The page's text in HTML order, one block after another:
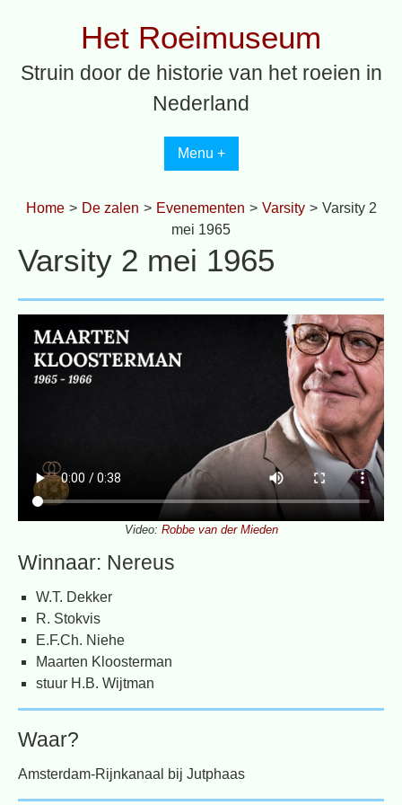
Het Roeimuseum
Struin door de historie van het roeien in
Nederland
Menu +
Home > De zalen > Evenementen > Varsity > Varsity 2
mei 1965
Varsity 2 mei 1965
Video: Robbe van der Mieden
Winnaar: Nereus
W.T. Dekker
R. Stokvis
E.F.Ch. Niehe
Maarten Kloosterman
stuur H.B. Wijtman
Waar?
Amsterdam-Rijnkanaal bij Jutphaas